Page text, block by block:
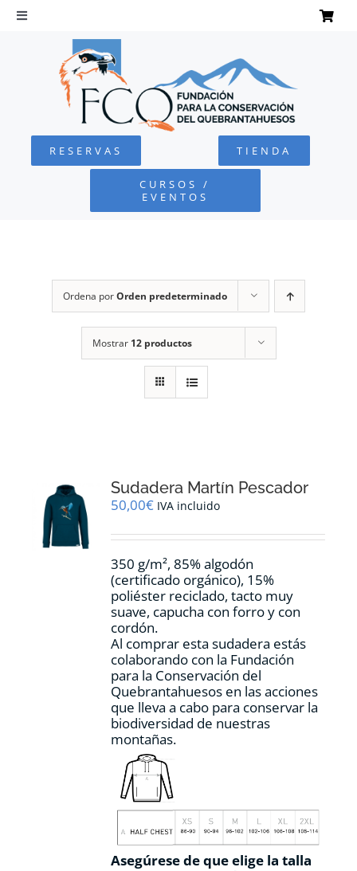
Saltar
Toggle
Navigation
QUEBRANTAHUESOS
FUNDACIÓN
CARRITO
RESERVAS TIENDA
CURSOS /
EVENTOS
Ordena porOrden predeterminado
Mostrar 12 productos
Sudadera Martín Pescador
50,00€ IVA incluido
350 g/m², 85% algodón
(certificado orgánico), 15%
poliéster reciclado, tacto muy
suave, capucha con forro y con
cordón.
Al comprar esta sudadera estás
colaborando con la Fundación
para la Conservación del
Quebrantahuesos en las acciones
que lleva a cabo para conservar la
biodiversidad de nuestras
montañas.
Asegúrese de que elige la talla